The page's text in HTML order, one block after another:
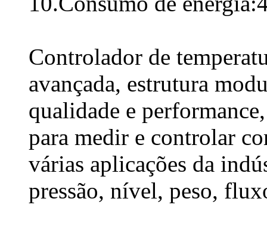
Controlador de
avançada, estrutura
qualidade e
para medir e controlar
várias aplicações da
pressão, nível, peso,